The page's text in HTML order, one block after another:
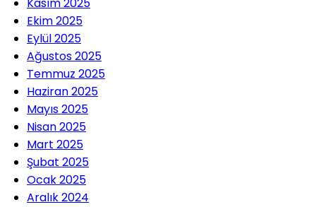
Kasım 2025
Ekim 2025
Eylül 2025
Ağustos 2025
Temmuz 2025
Haziran 2025
Mayıs 2025
Nisan 2025
Mart 2025
Şubat 2025
Ocak 2025
Aralık 2024